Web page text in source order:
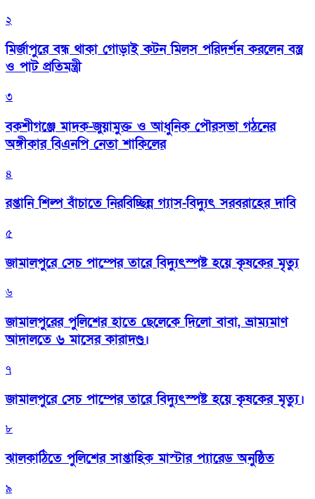
২
মির্জাপুরে বন্ধ থাকা গোড়াই কটন মিলস পরিদর্শন করলেন বস্ত্র
ও পাট প্রতিমন্ত্রী
৩
বকশীগঞ্জে মাদক-জুয়ামুক্ত ও আধুনিক পৌরসভা গঠনের
অঙ্গীকার বিএনপি নেতা শাকিলের
৪
রপ্তানি শিল্প বাঁচাতে নিরবিচ্ছিন্ন গ্যাস-বিদ্যুৎ সরবরাহের দাবি
৫
জামালপুরে সেচ পাম্পের তারে বিদ্যুৎস্পষ্ট হয়ে কৃষকের মৃত্যু
৬
জামালপুরের পুলিশের হাতে ছেলেকে দিলো বাবা, ভ্রাম্যমাণ
আদালতে ৬ মাসের কারাদণ্ড।
৭
জামালপুরে সেচ পাম্পের তারে বিদ্যুৎস্পষ্ট হয়ে কৃষকের মৃত্যু।
৮
‎ঝালকাঠিতে পুলিশের সাপ্তাহিক মাস্টার প্যারেড অনুষ্ঠিত
৯